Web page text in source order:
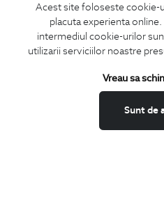
Acest site foloseste cookie-
placuta experienta
intermediul cookie-urilor
utilizarii serviciilor noastre
Sunt de
Vreau sa
Termeni